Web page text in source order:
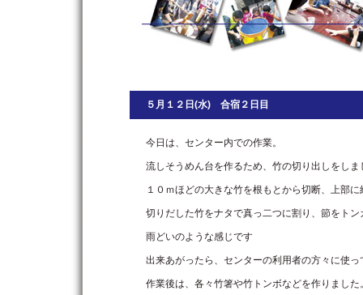
５月１２日(水) 合宿２日目
今日は、センター内での作業。
流しそうめん台を作るため、竹の切り出しをしま
１０ｍほどの大きな竹を根もとから切断、上部
切りだした竹をナタで真っ二つに割り、節をト
雨どいのような感じです
出来あがったら、センターの利用者の方々に使
作業後は、各々竹箸や竹トンボなどを作りました